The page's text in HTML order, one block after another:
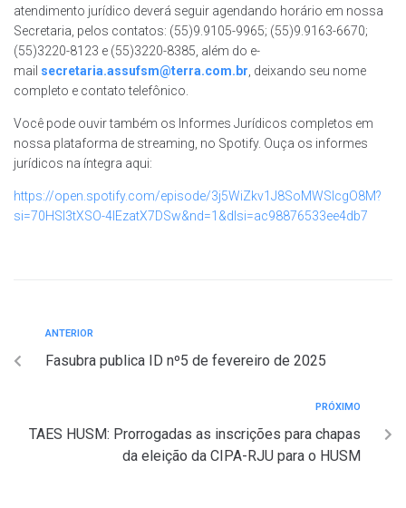
atendimento jurídico deverá seguir agendando horário em nossa
Secretaria, pelos contatos: (55)9.9105-9965; (55)9.9163-6670;
(55)3220-8123 e (55)3220-8385, além do e-
mail secretaria.assufsm@terra.com.br, deixando seu nome
completo e contato telefônico.
Você pode ouvir também os Informes Jurídicos completos em
nossa plataforma de streaming, no Spotify. Ouça os informes
jurídicos na íntegra aqui:
https://open.spotify.com/episode/3j5WiZkv1J8SoMWSIcgO8M?
si=70HSI3tXSO-4IEzatX7DSw&nd=1&dlsi=ac98876533ee4db7
ANTERIOR
Fasubra publica ID nº5 de fevereiro de 2025
PRÓXIMO
TAES HUSM: Prorrogadas as inscrições para chapas
da eleição da CIPA-RJU para o HUSM